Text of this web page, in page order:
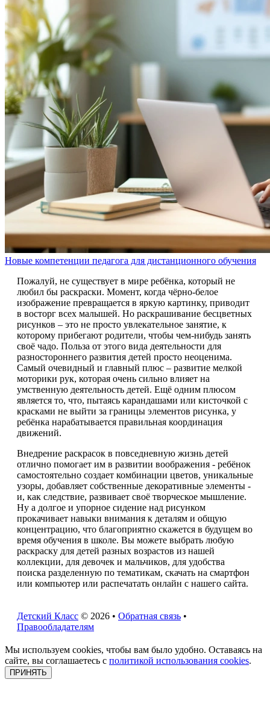
Новые компетенции педагога для дистанционного обучения
Пожалуй, не существует в мире ребёнка, который не
любил бы раскраски. Момент, когда чёрно-белое
изображение превращается в яркую картинку, приводит
в восторг всех малышей. Но раскрашивание бесцветных
рисунков – это не просто увлекательное занятие, к
которому прибегают родители, чтобы чем-нибудь занять
своё чадо. Польза от этого вида деятельности для
разностороннего развития детей просто неоценима.
Самый очевидный и главный плюс – развитие мелкой
моторики рук, которая очень сильно влияет на
умственную деятельность детей. Ещё одним плюсом
является то, что, пытаясь карандашами или кисточкой с
красками не выйти за границы элементов рисунка, у
ребёнка нарабатывается правильная координация
движений.
Внедрение раскрасок в повседневную жизнь детей
отлично помогает им в развитии воображения - ребёнок
самостоятельно создает комбинации цветов, уникальные
узоры, добавляет собственные декоративные элементы -
и, как следствие, развивает своё творческое мышление.
Ну а долгое и упорное сидение над рисунком
прокачивает навыки внимания к деталям и общую
концентрацию, что благоприятно скажется в будущем во
время обучения в школе. Вы можете выбрать любую
раскраску для детей разных возрастов из нашей
коллекции, для девочек и мальчиков, для удобства
поиска разделенную по тематикам, скачать на смартфон
или компьютер или распечатать онлайн с нашего сайта.
Детский Класс © 2026 • Обратная связь •
Правообладателям
Мы используем cookies, чтобы вам было удобно. Оставаясь на
сайте, вы соглашаетесь с политикой использования cookies.
ПРИНЯТЬ